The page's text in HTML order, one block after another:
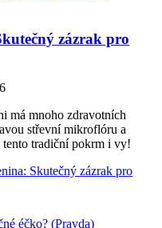
zázrak pro
má mnoho zdravotních
střevní mikroflóru a
tradiční pokrm i vy!
Skutečný zázrak pro